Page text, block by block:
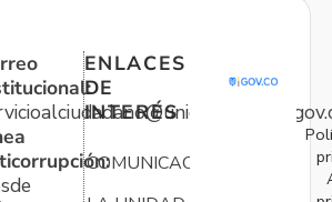
ENLACES
DE
INTERÉS
COMUNICACIONES